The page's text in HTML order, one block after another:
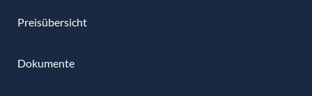
Preisübersicht
Dokumente